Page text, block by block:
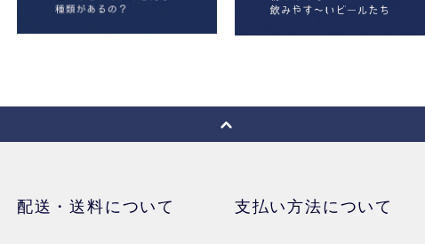
配送・送料について 支払い方法について